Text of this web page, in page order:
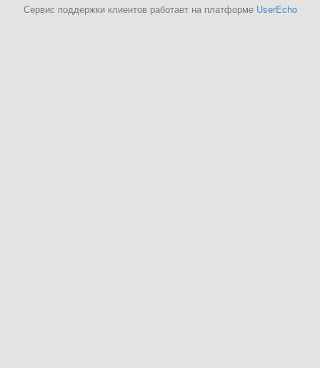
Сервис поддержки клиентов работает на платформе UserEcho